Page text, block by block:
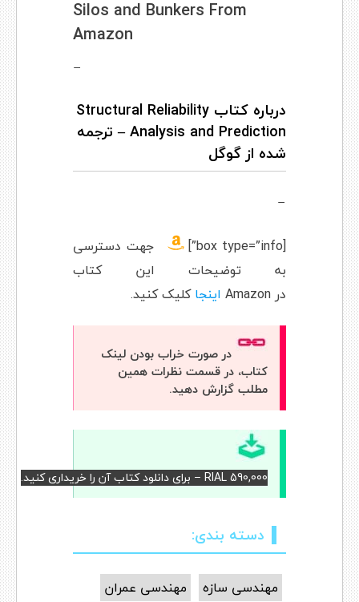
Silos and Bunkers From
Amazon
–
درباره کتاب Structural Reliability
Analysis and Prediction – ترجمه
شده از گوگل
–
[box type=”info”]
جهت دسترسی
به توضیحات این کتاب
در Amazon اینجاکلیک کنید.
در صورت خراب بودن لینک
کتاب، در قسمت نظرات همین
مطلب گزارش دهید.
RIAL 590,000 – برای دانلود کتاب آن را خریداری کنید.
دسته بندی:
مهندسی سازه مهندسی عمران